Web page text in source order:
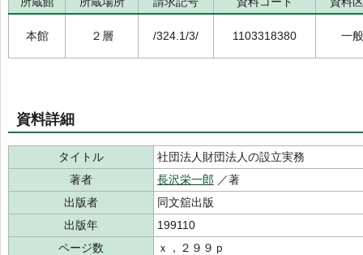
本館 ２層 /324.1/3/ 1103318380 一般
資料詳細
タイトル
社団法人財団法人の設立実務
著者
長沢栄一郎 ／著
出版者
同文舘出版
出版年
199110
ページ数
ｘ，２９９ｐ